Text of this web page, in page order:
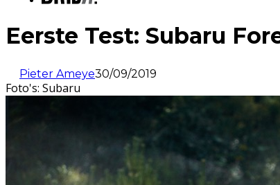
Eerste Test: Subaru
Pieter Ameye30/09/2019
Foto's: Subaru